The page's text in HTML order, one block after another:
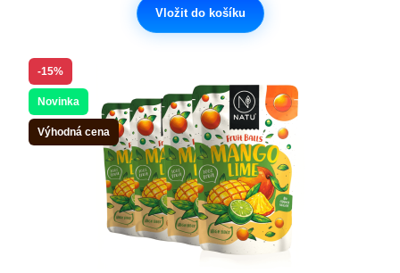
Vložit do košíku
-15%
Novinka
Výhodná cena